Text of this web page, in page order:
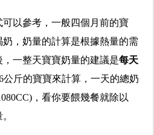
以參考，一般四個月前的寶
，奶量的計算是根據熱量的需
一整天寶寶奶量的建議是每天
6公斤的寶寶來計算，一天的總奶
，看你要餵幾餐就除以